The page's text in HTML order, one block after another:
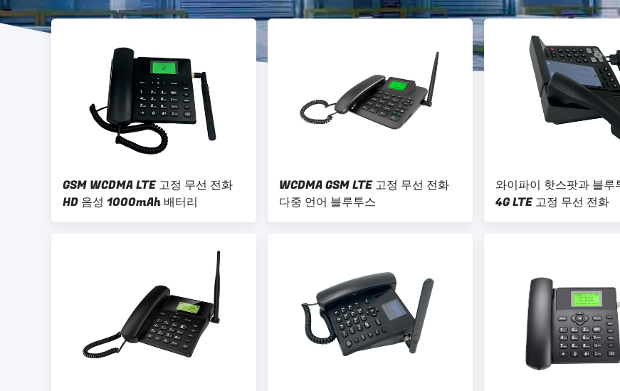
GSM WCDMA LTE 고정 무선 전화
HD 음성 1000mAh 배터리
WCDMA GSM LTE 고정 무선 전화
다중 언어 블루투스
와이파이 핫스팟과 블
4G LTE 고정 무선 전화